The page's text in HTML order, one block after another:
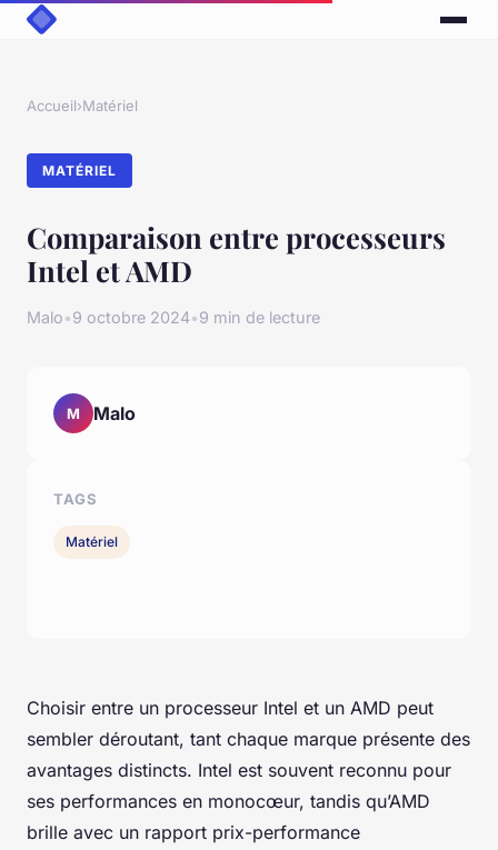
Accueil›Matériel
MATÉRIEL
Comparaison entre processeurs
Intel et AMD
Malo•9 octobre 2024•9 min de lecture
Choisir entre un processeur Intel et un AMD peut
sembler déroutant, tant chaque marque présente des
avantages distincts. Intel est souvent reconnu pour
ses performances en monocœur, tandis qu’AMD
brille avec un rapport prix-performance
M Malo
TAGS
Matériel